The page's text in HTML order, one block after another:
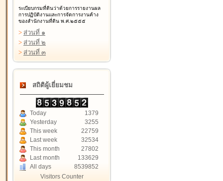
ระเบียบกรมที่ดินว่าด้วยการรายงานผล
การปฏิบัติงานและการจัดการงานค้าง
ของสำนักงานที่ดิน พ.ศ.๒๕๕๕
> ส่วนที่ ๑
> ส่วนที่ ๒
> ส่วนที่ ๓
สถิติผู้เยี่ยมชม
Today
1379
Yesterday
3255
This week
22759
Last week
32534
This month
27802
Last month
133629
All days
8539852
Visitors Counter